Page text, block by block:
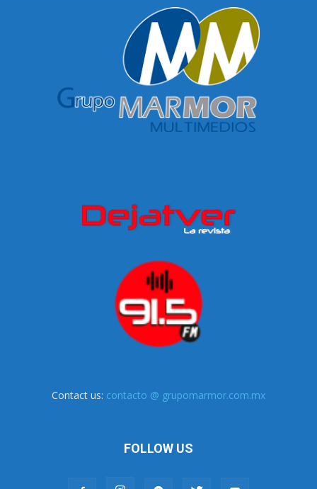
Contact us: contacto @ grupomarmor.com.mx
FOLLOW US